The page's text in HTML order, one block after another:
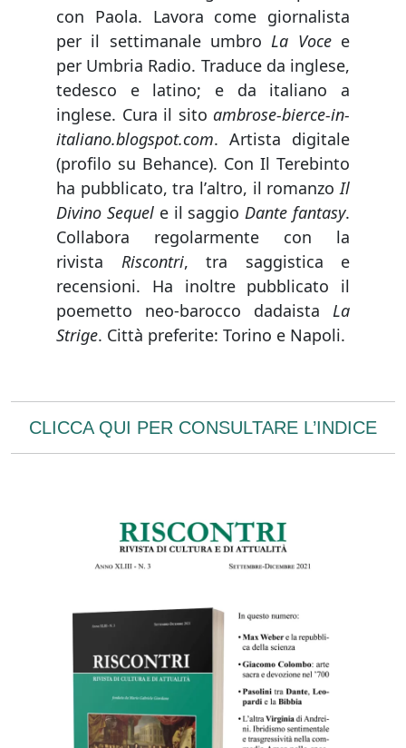
con Paola. Lavora come giornalista
per il settimanale umbroLa Vocee
per Umbria Radio. Traduce da inglese,
tedesco e latino; e da italiano a
inglese. Cura il sito ambrose-bierce-in-
italiano.blogspot.com. Artista digitale
(profilo su Behance). Con Il Terebinto
ha pubblicato, tra lʼaltro, il romanzoIl
Divino Sequele il saggioDante fantasy.
Collabora regolarmente con la
rivista Riscontri, tra saggistica e
recensioni. Ha inoltre pubblicato il
poemetto neo-barocco dadaista La
Strige. Città preferite: Torino e Napoli.
CLICCA QUI PER CONSULTARE L’INDICE